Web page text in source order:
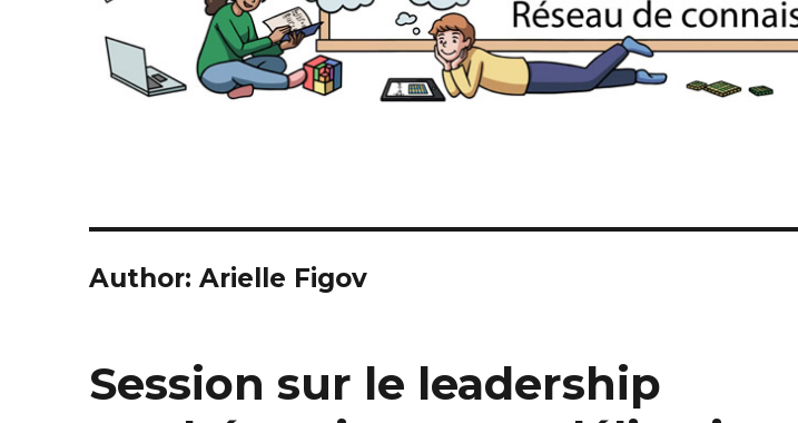
Author:Arielle Figov
Session sur le leadership